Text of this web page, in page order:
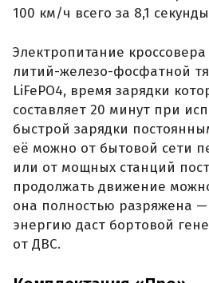
100 км/ч всего за 8,1
Электропитание
литий-железо-фосфатной
LiFePO4, время зарядки
составляет 20 минут при
быстрой зарядки
её можно от бытовой сети
или от мощных станций
продолжать движение
она полностью разряжена —
энергию даст бортовой
от ДВС.